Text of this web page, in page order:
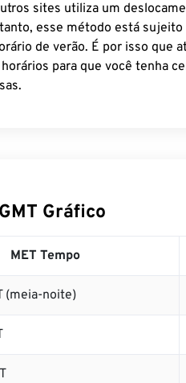
sites utiliza um
esse método está
de verão. É por isso que
para que você tenha
Gráfico
MET Tempo
(meia-noite)